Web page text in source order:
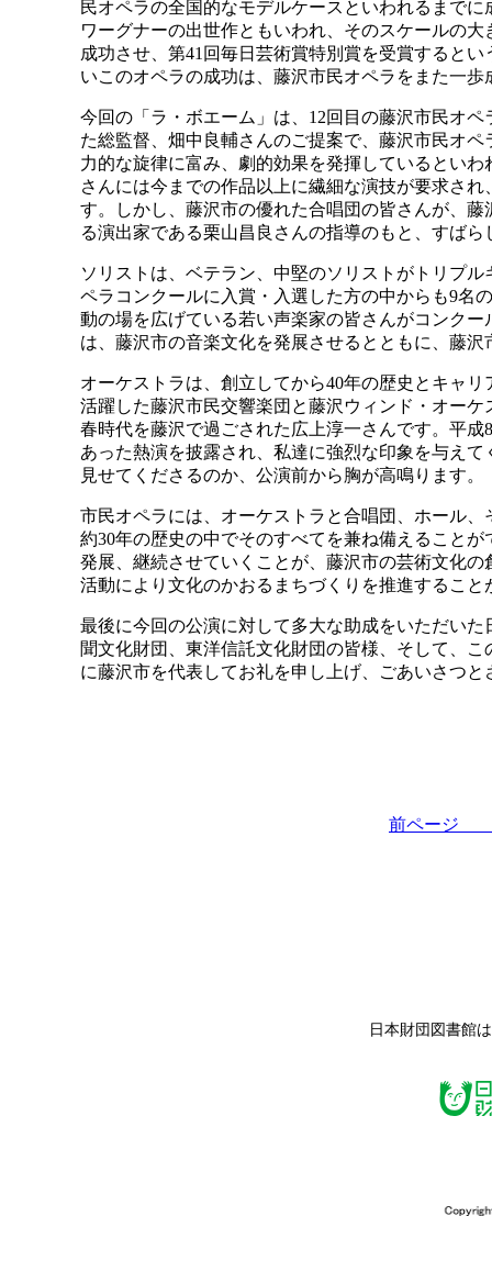
民オペラの全国的なモデルケースといわれるまで
ワーグナーの出世作ともいわれ、そのスケールの
成功させ、第41回毎日芸術賞特別賞を受賞すると
いこのオペラの成功は、藤沢市民オペラをまた一
今回の「ラ・ボエーム」は、12回目の藤沢市民オ
た総監督、畑中良輔さんのご提案で、藤沢市民オ
力的な旋律に富み、劇的効果を発揮しているとい
さんには今までの作品以上に繊細な演技が要求さ
す。しかし、藤沢市の優れた合唱団の皆さんが、
る演出家である栗山昌良さんの指導のもと、すば
ソリストは、ベテラン、中堅のソリストがトリプ
ペラコンクールに入賞・入選した方の中からも9名
動の場を広げている若い声楽家の皆さんがコンク
は、藤沢市の音楽文化を発展させるとともに、藤
オーケストラは、創立してから40年の歴史とキャ
活躍した藤沢市民交響楽団と藤沢ウィンド・オー
春時代を藤沢で過ごされた広上淳一さんです。平
あった熱演を披露され、私達に強烈な印象を与え
見せてくださるのか、公演前から胸が高鳴ります。
市民オペラには、オーケストラと合唱団、ホール
約30年の歴史の中でそのすべてを兼ね備えること
発展、継続させていくことが、藤沢市の芸術文化
活動により文化のかおるまちづくりを推進するこ
最後に今回の公演に対して多大な助成をいただい
聞文化財団、東洋信託文化財団の皆様、そして、
に藤沢市を代表してお礼を申し上げ、ごあいさつと
前ペー
日本財団図書館